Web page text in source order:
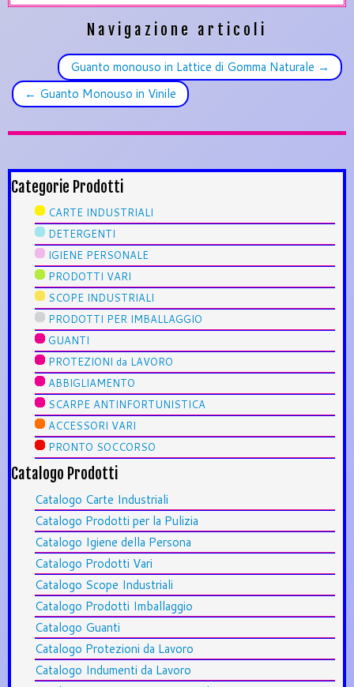
Navigazione articoli
Guanto monouso in Lattice di Gomma Naturale →
← Guanto Monouso in Vinile
Categorie Prodotti
CARTE INDUSTRIALI
DETERGENTI
IGIENE PERSONALE
PRODOTTI VARI
SCOPE INDUSTRIALI
PRODOTTI PER IMBALLAGGIO
GUANTI
PROTEZIONI da LAVORO
ABBIGLIAMENTO
SCARPE ANTINFORTUNISTICA
ACCESSORI VARI
PRONTO SOCCORSO
Catalogo Prodotti
Catalogo Carte Industriali
Catalogo Prodotti per la Pulizia
Catalogo Igiene della Persona
Catalogo Prodotti Vari
Catalogo Scope Industriali
Catalogo Prodotti Imballaggio
Catalogo Guanti
Catalogo Protezioni da Lavoro
Catalogo Indumenti da Lavoro